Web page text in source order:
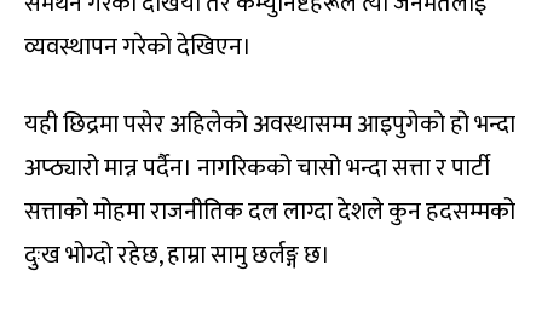
व्यवस्थापन गरेको देखिएन।
यही छिद्रमा पसेर अहिलेको अवस्थासम्म आइपुगेको हो भन्दा
अप्ठ्यारो मान्न पर्दैन। नागरिकको चासो भन्दा सत्ता र पार्टी
सत्ताको मोहमा राजनीतिक दल लाग्दा देशले कुन हदसम्मको
दुःख भोग्दो रहेछ, हाम्रा सामु छर्लङ्ग छ।